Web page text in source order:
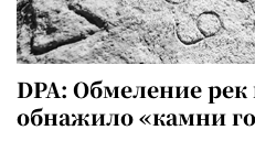
DPA: Обмеление
обнажило «камни